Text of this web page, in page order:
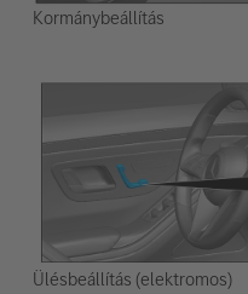
Kormánybeállítás
Ülésbeállítás (elektromos)